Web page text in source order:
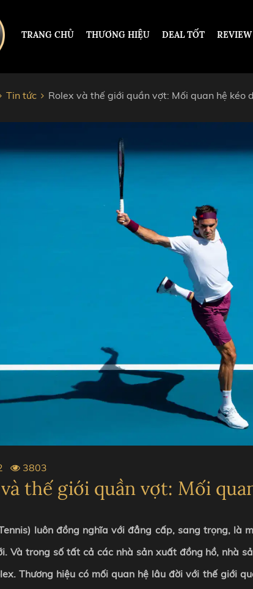
TRANG CHỦ THƯƠNG HIỆU
HERMLE PAUL DESIGN
ROLEX
HUBLOT
AUDEMARS PIGUET
CHOPARD
DEAL TỐT REVIEW
Tin tức Rolex và thế giới quần vợt: Mối quan hệ kéo
3803
thế giới quần vợt: Mối
luôn đồng nghĩa với đẳng cấp, sang trọng, là
Và trong số tất cả các nhà sản xuất đồng hồ, nhà
Thương hiệu có mối quan hệ lâu đời với thế giới